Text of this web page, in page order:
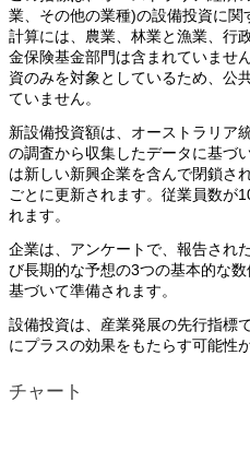
業、その他の業種)の設備投資に関
計算には、農業、林業と漁業、行
金保険基金部門は含まれていませ
資のみを対象としているため、公
ていません。
新設備投資額は、オーストラリア
の調査から収集したデータに基づ
は新しい新興企業を含んで閉鎖さ
ごとに更新されます。従業員数が
れます。
企業は、アンケートで、報告され
び長期的な予想の3つの基本的な
基づいて準備されます。
設備投資は、産業発展の先行指標
にプラスの効果をもたらす可能性
チャート